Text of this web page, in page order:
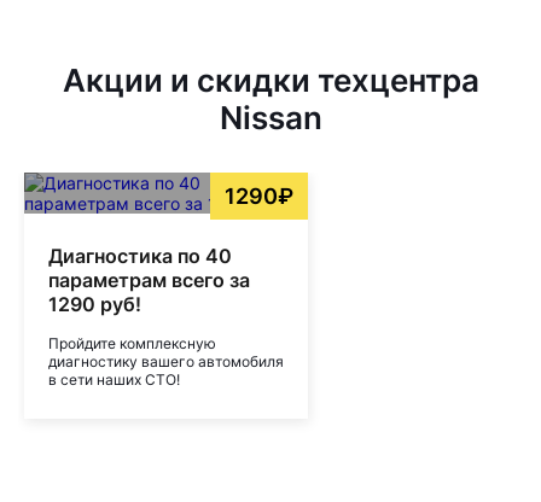
Акции и скидки техцентра
Nissan
1290₽
Диагностика по 40
параметрам всего за
1290 руб!
Пройдите комплексную
диагностику вашего автомобиля
в сети наших СТО!